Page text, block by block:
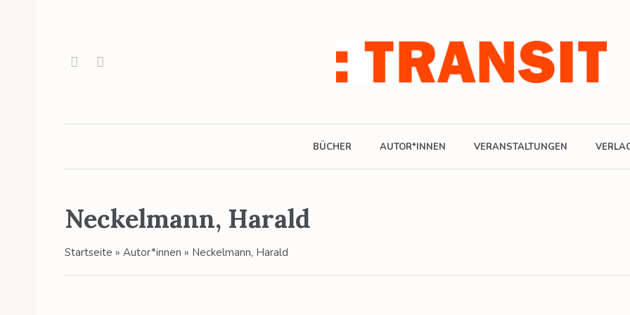
BÜCHER AUTOR*INNEN VERANSTALTUNGEN
Neckelmann, Harald
Startseite » Autor*innen » Neckelmann, Harald